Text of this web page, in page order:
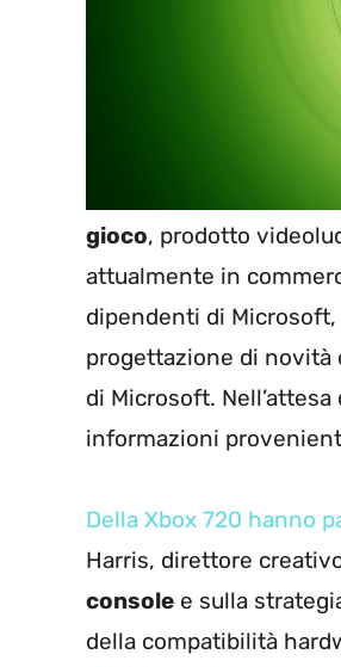
gioco, prodotto
attualmente in
dipendenti di
progettazione di novità
di Microsoft.
informazioni
Della Xbox 720 hanno
Harris, direttore
console e sulla
della compatibilità